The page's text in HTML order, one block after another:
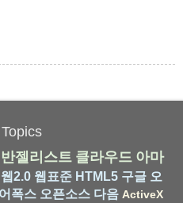
젤리스트 클라우드 아마
웹2.0 웹표준 HTML5 구글 오
폭스 오픈소스 다음 ActiveX